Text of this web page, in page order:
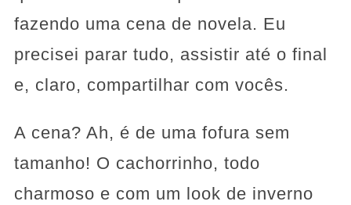
fazendo uma cena de novela. Eu
precisei parar tudo, assistir até o final
e, claro, compartilhar com vocês.
A cena? Ah, é de uma fofura sem
tamanho! O cachorrinho, todo
charmoso e com um look de inverno